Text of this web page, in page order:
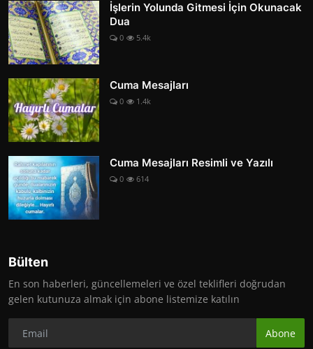
İşlerin Yolunda Gitmesi İçin Okunacak
Dua
0 5.4k
Cuma Mesajları
0 1.4k
Cuma Mesajları Resimli ve Yazılı
0 614
Bülten
En son haberleri, güncellemeleri ve özel teklifleri doğrudan
gelen kutunuza almak için abone listemize katılın
Abone